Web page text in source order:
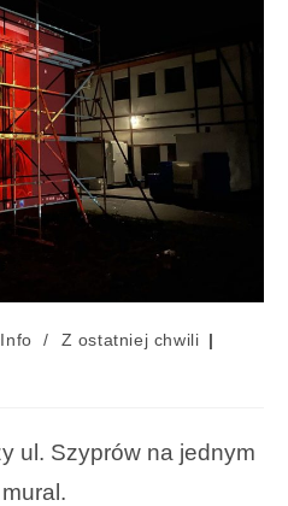
Info /
Z ostatniej chwili
ul. Szyprów na jednym